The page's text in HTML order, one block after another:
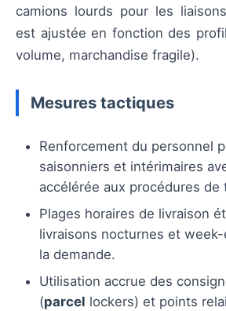
camions lourds pour les
est ajustée en fonction des
volume, marchandise fragile).
Mesures tactiques
Renforcement du personnel
saisonniers et intérimaires
accélérée aux procédures de
Plages horaires de livraison
livraisons nocturnes et
la demande.
Utilisation accrue des
(parcel lockers) et points